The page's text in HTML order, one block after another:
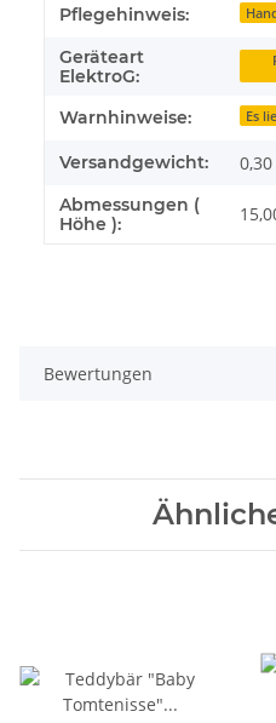
Produkteigenschaft
Wert
Pflegehinweis:
Geräteart
ElektroG:
Warnhinweise: Es
Versandgewicht:
Abmessungen (
Höhe ):
Bewertungen